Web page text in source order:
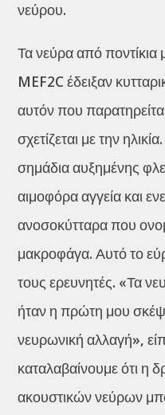
νεύρου.
Τα νεύρα από ποντίκια
MEF2C έδειξαν
αυτόν που
σχετίζεται με την
σημάδια αυξημένης
αιμοφόρα αγγεία και
ανοσοκύτταρα που
μακροφάγα. Αυτό το
τους ερευνητές. «Τα
ήταν η πρώτη μου
νευρωνική αλλαγή»,
καταλαβαίνουμε ότι η
ακουστικών νεύρων